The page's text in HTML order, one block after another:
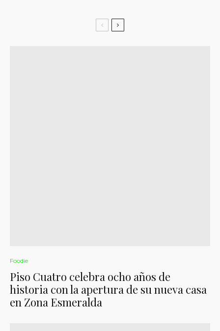
Foodie
Piso Cuatro celebra ocho años de
historia con la apertura de su nueva casa
en Zona Esmeralda